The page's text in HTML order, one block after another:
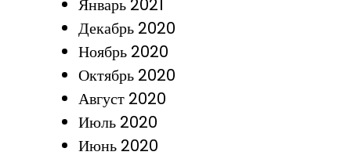
Январь 2021
Декабрь 2020
Ноябрь 2020
Октябрь 2020
Август 2020
Июль 2020
Июнь 2020